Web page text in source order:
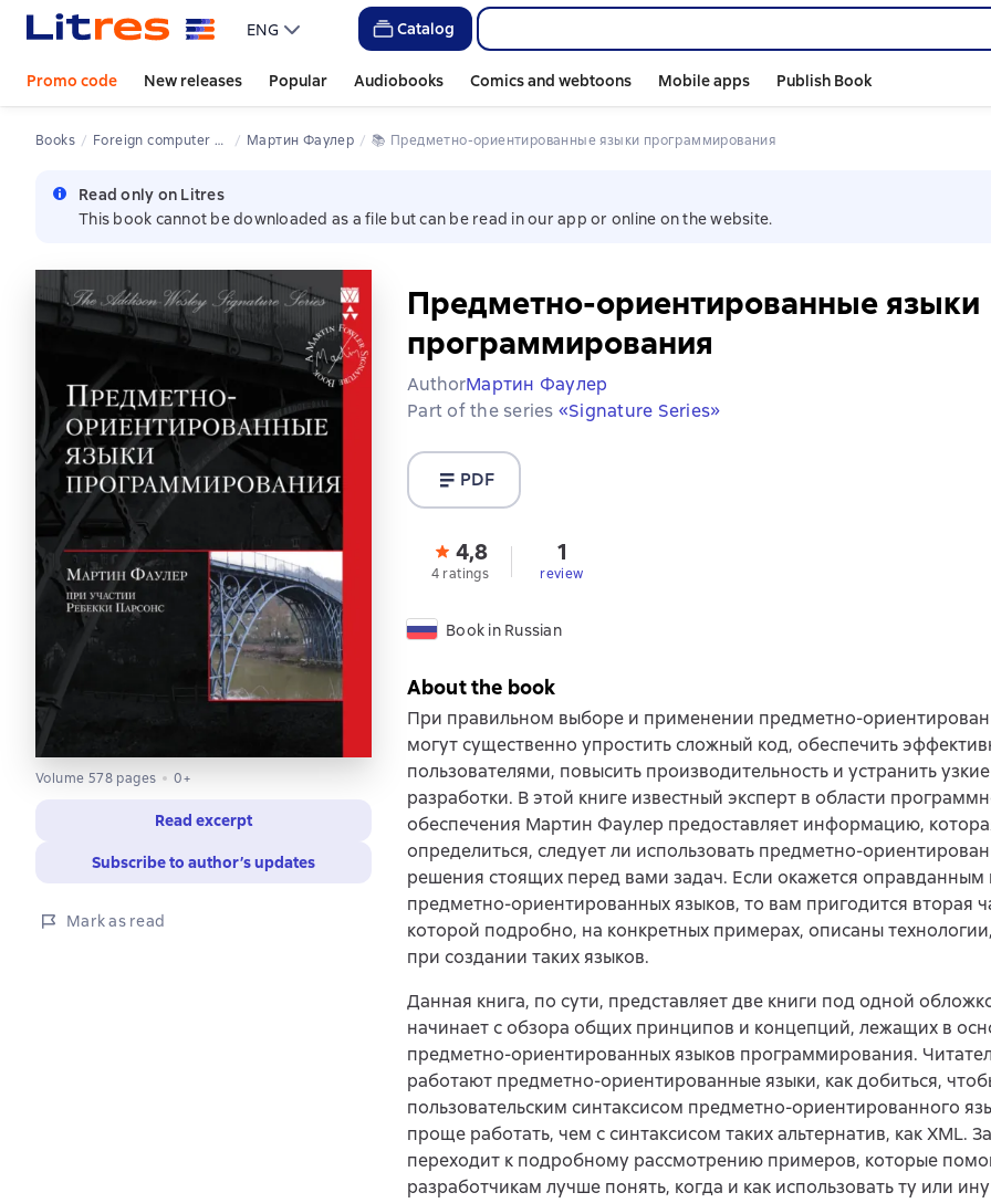
ENG Catalog
Promo code New releases Popular Audiobooks Comics and webtoons Mobile apps Publish Book
Books Foreign computer books Мартин Фаулер 📚 Предметно-ориентированные языки программирования
Read only on Litres
This book cannot be downloaded as a file but can be read in our app or online on the website.
Volume 578 pages 0+
Read excerpt
Subscribe to author’s updates
Mark as read
Предметно-ориентированные языки
программирования
AuthorМартин Фаулер
Part of the series «Signature Series»
PDF
4,8
4 ratings
1
review
Book in Russian
About the book
При правильном выборе и применении предметно-
могут существенно упростить сложный код, обеспечить
пользователями, повысить производительность и устранить
разработки. В этой книге известный эксперт в области
обеспечения Мартин Фаулер предоставляет информацию,
определиться, следует ли использовать предметно-
решения стоящих перед вами задач. Если окажется
предметно-ориентированных языков, то вам пригодится вторая
которой подробно, на конкретных примерах, описаны
при создании таких языков.
Данная книга, по сути, представляет две книги под одной
начинает с обзора общих принципов и концепций, лежащих в
предметно-ориентированных языков программирования.
работают предметно-ориентированные языки, как добиться,
пользовательским синтаксисом предметно-ориентированного
проще работать, чем с синтаксисом таких альтернатив, как XML.
переходит к подробному рассмотрению примеров, которые
разработчикам лучше понять, когда и как использовать ту или